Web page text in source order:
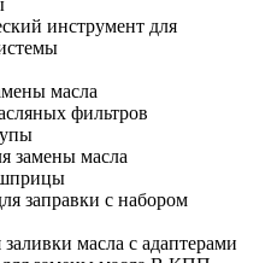
инструмент для
масла
фильтров
замены масла
заправки с набором
масла с адаптерами